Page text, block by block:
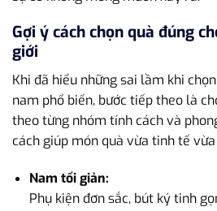
Gợi ý cách chọn quà đúng
giới
Khi đã hiểu những sai lầm khi
nam phổ biến, bước tiếp theo là
theo từng nhóm tính cách và
cách giúp món quà vừa tinh tế
Nam tối giản:
Phụ kiện đơn sắc, bút ký tinh